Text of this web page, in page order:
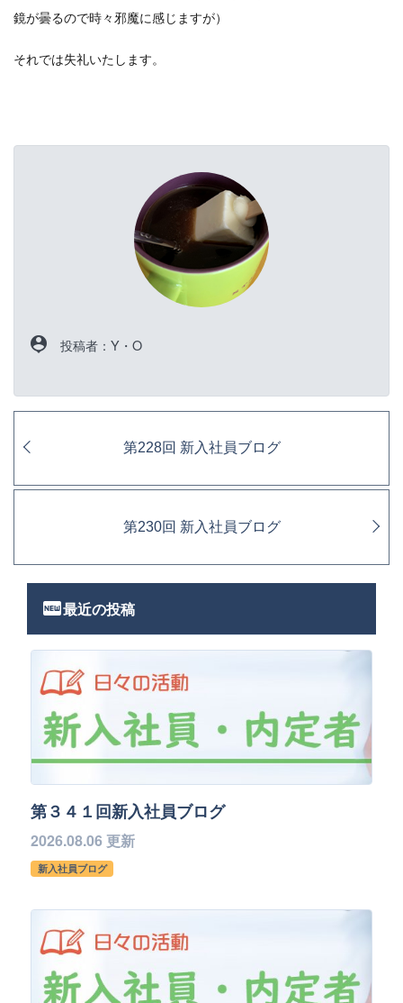
鏡が曇るので時々邪魔に感じますが）
それでは失礼いたします。
person_pin 投稿者：Y・O
第228回 新入社員ブログ
第230回 新入社員ブログ
fiber_new最近の投稿
第３４１回新入社員ブログ
2026.08.06 更新
新入社員ブログ